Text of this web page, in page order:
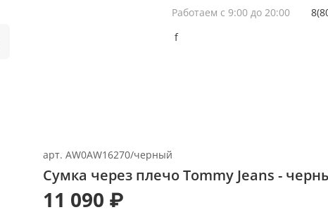
Работаем с 9:00 до 20:00
f
арт. AW0AW16270/черный
Сумка через плечо Tommy Jeans -
11 090 ₽